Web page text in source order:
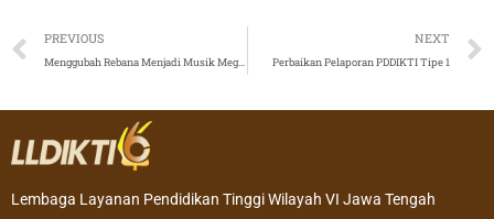
Prev
PREVIOUS
Menggubah Rebana Menjadi Musik Megah
NEXT
Perbaikan Pelaporan PDDIKTI Tipe 1
Lembaga Layanan Pendidikan Tinggi Wilayah VI Jawa Tengah